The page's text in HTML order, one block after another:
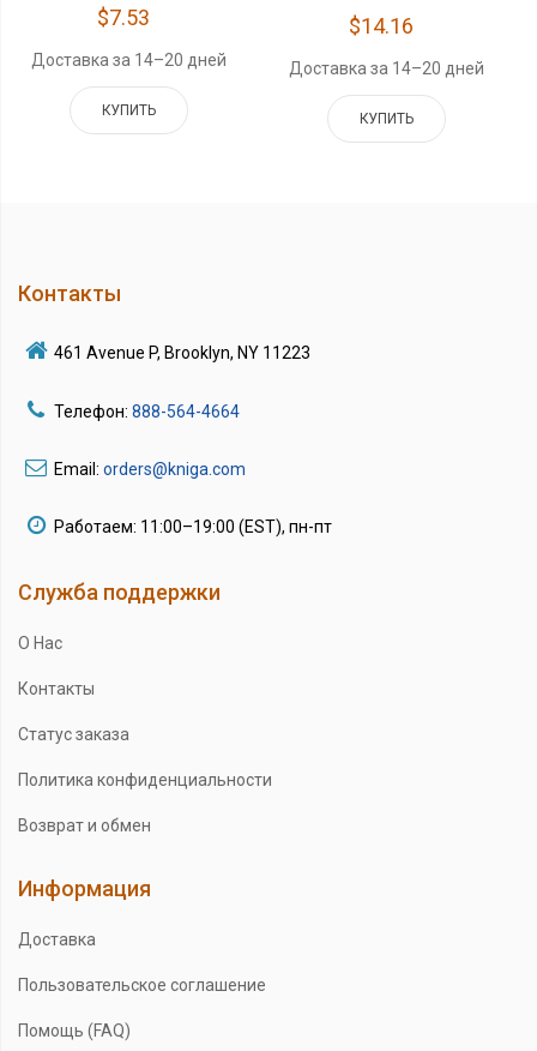
$7.53
Доставка за 14–20 дней
КУПИТЬ
$14.16
Доставка за 14–20 дней
КУПИТЬ
Контакты
461 Avenue P, Brooklyn, NY 11223
Телефон: 888-564-4664
Email: orders@kniga.com
Работаем: 11:00–19:00 (EST), пн-пт
Служба поддержки
О Нас
Контакты
Статус заказа
Политика конфиденциальности
Возврат и обмен
Информация
Доставка
Пользовательское соглашение
Помощь (FAQ)